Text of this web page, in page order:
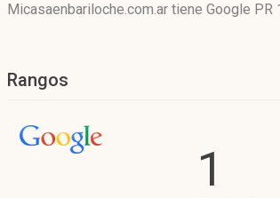
Micasaenbariloche.com.ar tiene Google PR
Rangos
1